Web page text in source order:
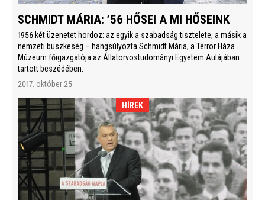
SCHMIDT MÁRIA: ’56 HŐSEI A MI HŐSEINK
1956 két üzenetet hordoz: az egyik a szabadság tisztelete, a másik a
nemzeti büszkeség – hangsúlyozta Schmidt Mária, a Terror Háza
Múzeum főigazgatója az Állatorvostudományi Egyetem Aulájában
tartott beszédében.
2017. október 25.
HÍREK